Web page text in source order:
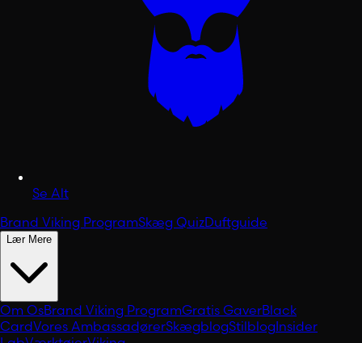
Se Alt
Brand Viking ProgramSkæg QuizDuftguide
Lær Mere
Om OsBrand Viking ProgramGratis GaverBlack
CardVores AmbassadørerSkægblogStilblogInsider